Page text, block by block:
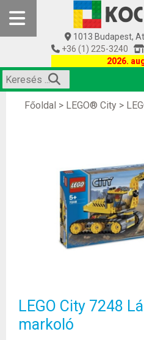
1013 Budapest,
+36 (1) 225-3240
2026.
Főoldal > LEGO® City >
LEGO City 7248
markoló